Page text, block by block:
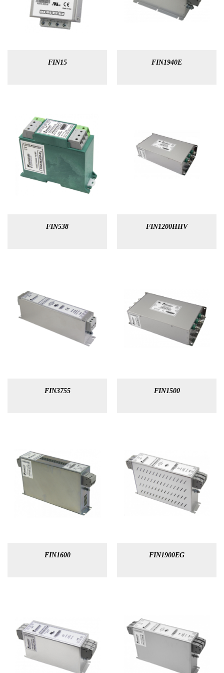
FIN15 FIN1940E
FIN538 FIN1200HHV
FIN3755 FIN1500
FIN1600 FIN1900EG